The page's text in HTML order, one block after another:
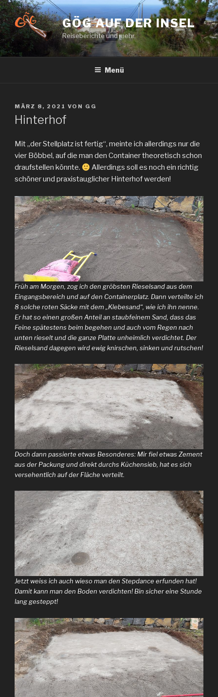
Zum
Inhalt
springen
GÖG AUF DER INSEL
Reiseberichte und mehr.
Menü
VERÖFFENTLICHT
AM
MÄRZ 8, 2021 VON GG
Hinterhof
Mit „der Stellplatz ist fertig“, meinte ich allerdings nur die
vier Böbbel, auf die man den Container theoretisch schon
draufstellen könnte.
Allerdings soll es noch ein richtig
schöner und praxistauglicher Hinterhof werden!
Früh am Morgen, zog ich den gröbsten Rieselsand aus dem
Eingangsbereich und auf den Containerplatz. Dann verteilte ich
8 solche roten Säcke mit dem „Klebesand“, wie ich ihn nenne.
Er hat so einen großen Anteil an staubfeinem Sand, dass das
Feine spätestens beim begehen und auch vom Regen nach
unten rieselt und die ganze Platte unheimlich verdichtet. Der
Rieselsand dagegen wird ewig knirschen, sinken und rutschen!
Doch dann passierte etwas Besonderes: Mir fiel etwas Zement
aus der Packung und direkt durchs Küchensieb, hat es sich
versehentlich auf der Fläche verteilt.
Jetzt weiss ich auch wieso man den Stepdance erfunden hat!
Damit kann man den Boden verdichten! Bin sicher eine Stunde
lang gesteppt!